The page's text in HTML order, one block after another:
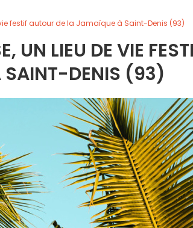
festif autour de la Jamaïque à Saint-Denis (93)
UN LIEU DE VIE
SAINT-DENIS (93)